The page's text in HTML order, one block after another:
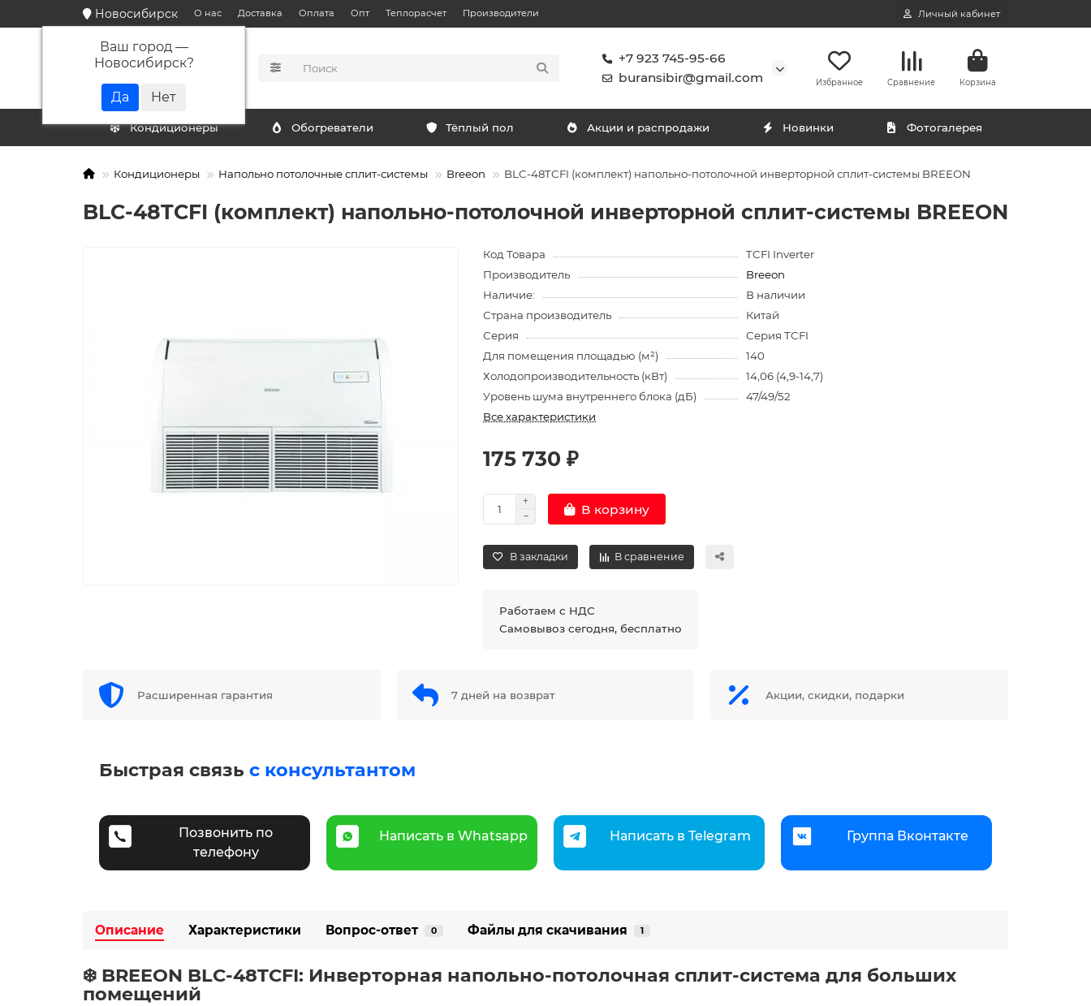
Новосибирск
Ваш город —
Новосибирск?
О нас Доставка Оплата Опт Теплорасчет Производители Личный кабинет
КАТАЛОГ
+7 923 745-95-66
buransibir@gmail.com
Избранное Сравнение Корзина
Кондиционеры Обогреватели Тёплый пол Акции и распродажи Новинки Фотогалерея
Кондиционеры Напольно потолочные сплит-системы Breeon BLC-48TCFI (комплект) напольно-потолочной инверторной сплит-системы BREEON
BLC-48TCFI (комплект) напольно-потолочной инверторной сплит-системы BREEON
Код Товара
TCFI Inverter
Производитель
Breeon
Наличие:
В наличии
Страна производитель
Китай
Серия
Серия TCFI
Для помещения площадью (м²)
140
Холодопроизводительность (кВт)
14,06 (4,9-14,7)
Уровень шума внутреннего блока (дБ)
47/49/52
Все характеристики
175 730 ₽
В корзину
В закладки В сравнение
Работаем с НДС
Самовывоз сегодня, бесплатно
Расширенная гарантия 7 дней на возврат Акции, скидки, подарки
Быстрая связь с консультантом
Позвонить по
телефону
Написать в Whatsapp Написать в Telegram Группа Вконтакте
Описание Характеристики Вопрос-ответ 0 Файлы для скачивания 1
❄️ BREEON BLC-48TCFI: Инверторная напольно-потолочная сплит-система для больших
помещений